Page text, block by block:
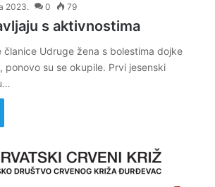
2023. 0 79
s aktivnostima
članice Udruge žena s bolestima dojke
ponovo su se okupile. Prvi jesenski